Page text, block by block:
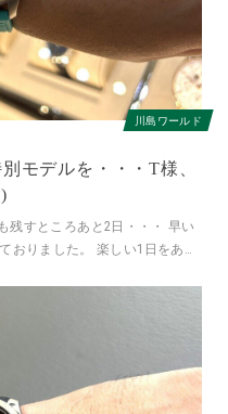
川島ワールド
モデルを・・・T様、
残すところあと2日・・・ 早い
おりました。 楽しい1日をあり